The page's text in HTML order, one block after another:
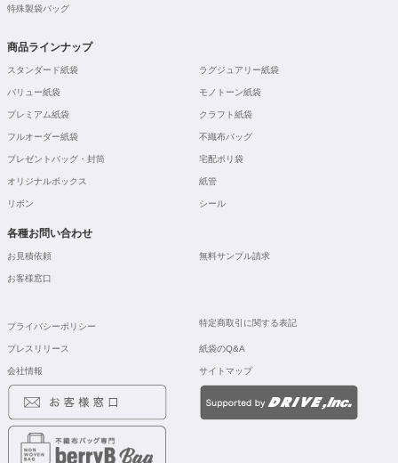
特殊製袋バッグ
商品ラインナップ
スタンダード紙袋 ラグジュアリー紙袋
バリュー紙袋 モノトーン紙袋
プレミアム紙袋 クラフト紙袋
フルオーダー紙袋 不織布バッグ
プレゼントバッグ・封筒 宅配ポリ袋
オリジナルボックス 紙管
リボン シール
各種お問い合わせ
お見積依頼 無料サンプル請求
お客様窓口
プライバシーポリシー 特定商取引に関する表記
プレスリリース 紙袋のQ&A
会社情報 サイトマップ